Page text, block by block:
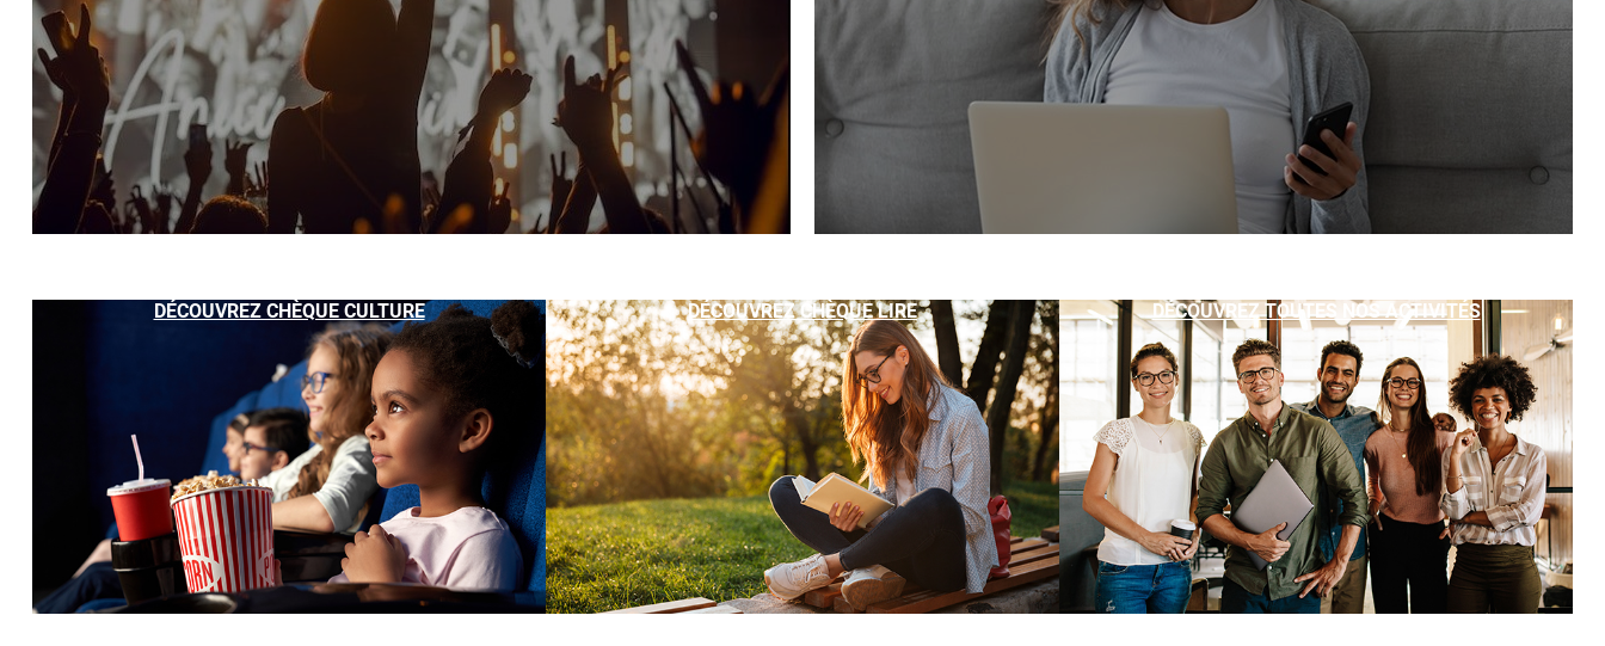
DÉCOUVREZ CHÈQUE CULTURE DÉCOUVREZ CHÈQUE LIRE DÉCOUVREZ TOUTES NOS ACTIVITÉS